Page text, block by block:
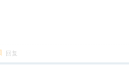
回复